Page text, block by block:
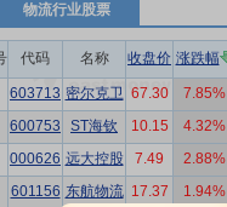
物流行业股票
代码 名称 收盘价 涨跌幅
603713 密尔克卫 67.30 7.85%
600753 ST海钦 10.15 4.32%
000626 远大控股 7.49 2.88%
601156 东航物流 17.37 1.94%